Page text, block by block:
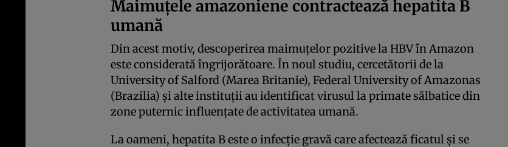
Maimuțele amazoniene contractează hepatita B
umană
Din acest motiv, descoperirea maimuțelor pozitive la HBV în Amazon
este considerată îngrijorătoare. În noul studiu, cercetătorii de la
University of Salford (Marea Britanie), Federal University of Amazonas
(Brazilia) și alte instituții au identificat virusul la primate sălbatice din
zone puternic influențate de activitatea umană.
La oameni, hepatita B este o infecție gravă care afectează ficatul și se